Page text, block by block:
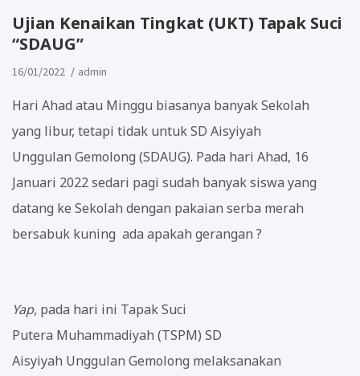
Ujian Kenaikan Tingkat (UKT) Tapak Suci
“SDAUG”
16/01/2022 admin
Hari Ahad atau Minggu biasanya banyak Sekolah
yang libur, tetapi tidak untuk SD Aisyiyah
Unggulan Gemolong (SDAUG). Pada hari Ahad, 16
Januari 2022 sedari pagi sudah banyak siswa yang
datang ke Sekolah dengan pakaian serba merah
bersabuk kuning ada apakah gerangan ?
Yap, pada hari ini Tapak Suci
Putera Muhammadiyah (TSPM) SD
Aisyiyah Unggulan Gemolong melaksanakan